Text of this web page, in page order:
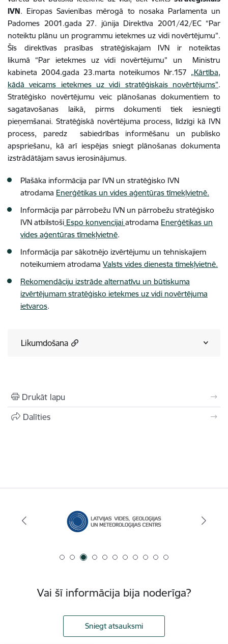
IVN. Eiropas Savienības mērogā to nosaka Parlamenta un
Padomes 2001.gada 27. jūnija Direktīva 2001/42/EC “Par
noteiktu plānu un programmu ietekmes uz vidi novērtējumu”.
Šīs direktīvas prasības stratēģiskajam IVN ir noteiktas
likumā
“Par ietekmes uz vidi novērtējumu” un Ministru
kabineta 2004.gada 23.marta noteikumos Nr.157 „Kārtība,
kādā veicams ietekmes uz vidi stratēģiskais novērtējums”.
Stratēģisko novērtējumu veic plānošanas dokumentiem to
sagatavošanas laikā, pirms dokumenti tiek iesniegti
pieņemšanai. Stratēģiskā novērtējuma process, līdzīgi kā IVN
process, paredz sabiedrības informēšanu un publisko
apspriešanu, kā arī iespējas sniegt plānošanas dokumenta
izstrādātājam savus ierosinājumus.
Plašāka informācija par IVN un stratēģisko IVN
atrodama Enerģētikas un vides aģentūras tīmekļvietnē.
Informācija par pārrobežu IVN un pārrobežu stratēģisko
IVN atbilstoši Espo konvencijai atrodama Enerģētikas un
vides aģentūras tīmekļvietnē.
Informācija par sākotnējo izvērtējumu un tehniskajiem
noteikumiem atrodama Valsts vides dienesta tīmekļvietnē.
Rekomendāciju izstrāde alternatīvu un būtiskuma
izvērtējumam stratēģisko ietekmes uz vidi novērtējuma
ietvaros.
Likumdošana
Drukāt lapu
Dalīties
Vai šī informācija bija noderīga?
Sniegt atsauksmi